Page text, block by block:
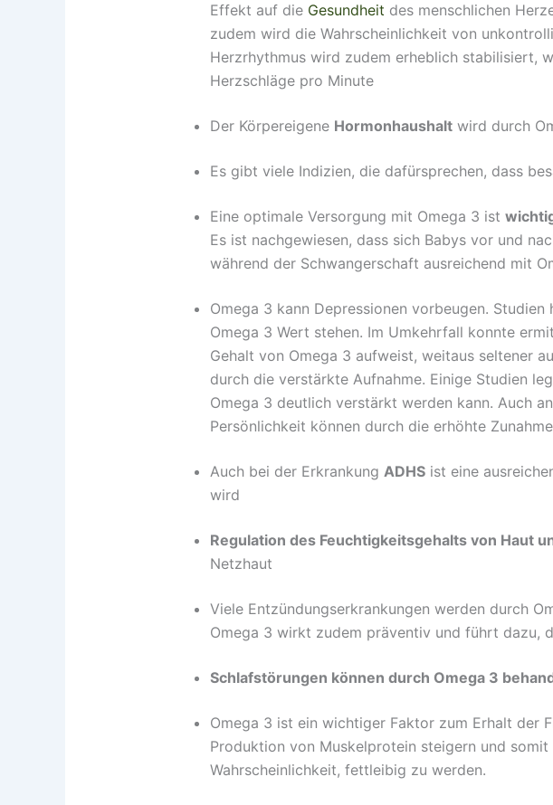
Effekt auf die Gesundheit des menschlichen
zudem wird die Wahrscheinlichkeit von
Herzrhythmus wird zudem erheblich stabilisiert,
Herzschläge pro Minute
Der Körpereigene Hormonhaushalt wird durch
Es gibt viele Indizien, die dafürsprechen, dass
Eine optimale Versorgung mit Omega 3 ist
Es ist nachgewiesen, dass sich Babys vor und
während der Schwangerschaft ausreichend mit
Omega 3 kann Depressionen vorbeugen. Studien
Omega 3 Wert stehen. Im Umkehrfall konnte
Gehalt von Omega 3 aufweist, weitaus seltener
durch die verstärkte Aufnahme. Einige Studien
Omega 3 deutlich verstärkt werden kann. Auch
Persönlichkeit können durch die erhöhte
Auch bei der Erkrankung ADHS ist eine
wird
Regulation des Feuchtigkeitsgehalts von Haut
Netzhaut
Viele Entzündungserkrankungen werden durch
Omega 3 wirkt zudem präventiv und führt dazu,
Schlafstörungen können durch Omega 3
Omega 3 ist ein wichtiger Faktor zum Erhalt der
Produktion von Muskelprotein steigern und
Wahrscheinlichkeit, fettleibig zu werden.